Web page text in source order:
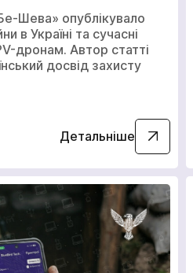
Шева» опублікувало
в Україні та сучасні
дронам. Автор статті
досвід захисту
Детальніше